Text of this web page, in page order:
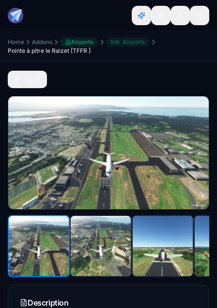
Home Addons Airports
Intl. Airports
Pointe à pitre le Raizet [TFFR ]
Description